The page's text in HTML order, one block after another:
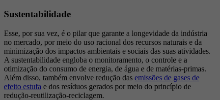
Sustentabilidade
Esse, por sua vez, é o pilar que garante a longevidade da indústria
no mercado, por meio do uso racional dos recursos naturais e da
minimização dos impactos ambientais e sociais das suas atividades.
A sustentabilidade engloba o monitoramento, o controle e a
otimização do consumo de energia, de água e de matérias-primas.
Além disso, também envolve redução das emissões de gases de
efeito estufa e dos resíduos gerados por meio do princípio de
redução-reutilização-reciclagem.